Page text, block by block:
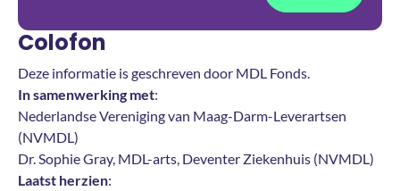
Colofon
Deze informatie is geschreven door MDL Fonds.
In samenwerking met:
Nederlandse Vereniging van Maag-Darm-Leverartsen
(NVMDL)
Dr. Sophie Gray, MDL-arts, Deventer Ziekenhuis (NVMDL)
Laatst herzien: